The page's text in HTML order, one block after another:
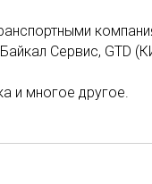
Сервис, GTD
и многое другое.